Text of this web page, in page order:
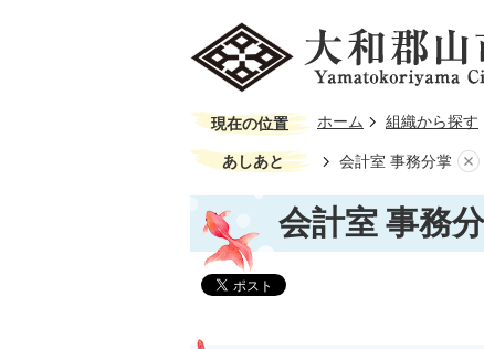
現在の位置 ホーム 組織から探す
あしあと 会計室 事務分掌
会計室 事務